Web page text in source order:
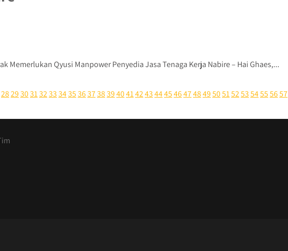
Memerlukan Qyusi Manpower Penyedia Jasa Tenaga Kerja Nabire – Hai Ghaes,...
282930313233343536373839404142434445464748495051525354555657